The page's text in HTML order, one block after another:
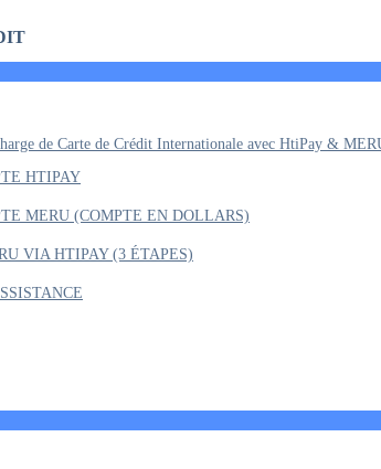
de Carte de Crédit Internationale avec HtiPay &
HTIPAY
MERU (COMPTE EN DOLLARS)
VIA HTIPAY (3 ÉTAPES)